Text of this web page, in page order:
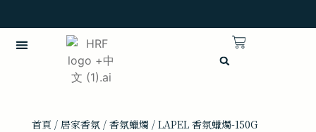
首頁/ 居家香氛/ 香氛蠟燭/ LAPEL 香氛蠟燭-150G